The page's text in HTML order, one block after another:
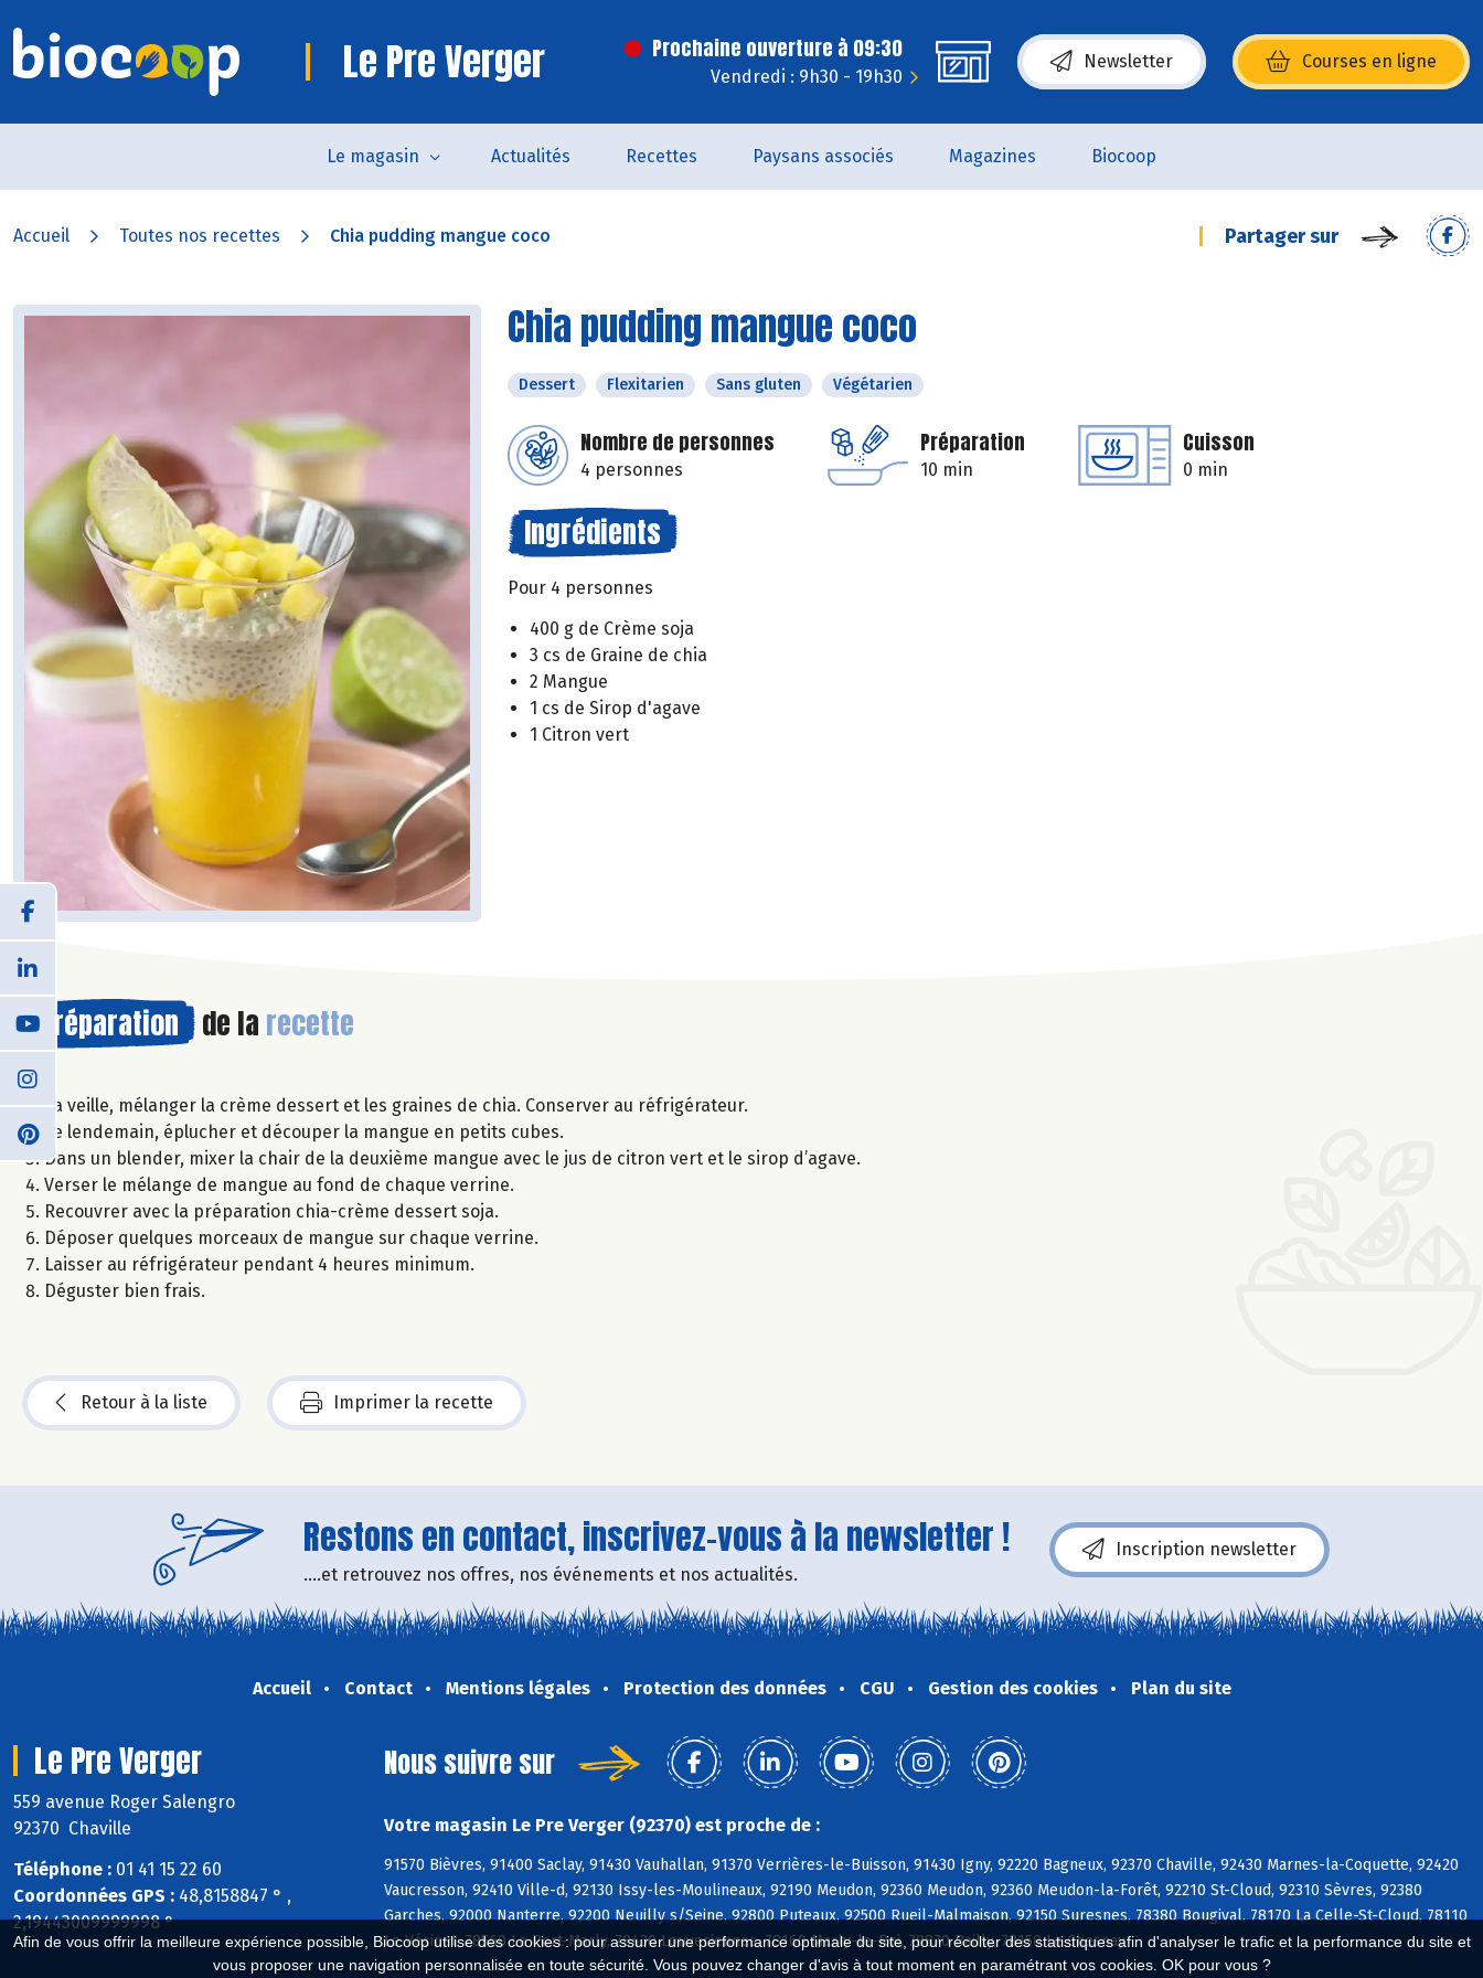
Afin de vous offrir la meilleure expérience possible, Biocoop utilise des cookies : pour assurer une performance optimale du site, pour récolter des statistiques afin d'analyser le trafic et la performance du site et
vous proposer une navigation personnalisée en toute sécurité. Vous pouvez changer d'avis à tout moment en paramétrant vos cookies. OK pour vous ?
Le Pre Verger Prochaine ouverture à 09:30
Vendredi : 9h30 - 19h30
Newsletter Courses en ligne
(s’ouvre dans une nouvelle fenêtre)
Le magasin Actualités Recettes Paysans associés Magazines Biocoop
Accueil Toutes nos recettes Chia pudding mangue coco Partager sur
Chia pudding mangue coco
Dessert Flexitarien Sans gluten Végétarien
Nombre de personnes
4 personnes
Préparation
10 min
Cuisson
0 min
Ingrédients
Pour 4 personnes
400 g de Crème soja
3 cs de Graine de chia
2 Mangue
1 cs de Sirop d'agave
1 Citron vert
Préparation de la recette
La veille, mélanger la crème dessert et les graines de chia. Conserver au réfrigérateur.
Le lendemain, éplucher et découper la mangue en petits cubes.
Dans un blender, mixer la chair de la deuxième mangue avec le jus de citron vert et le sirop d’agave.
Verser le mélange de mangue au fond de chaque verrine.
Recouvrer avec la préparation chia-crème dessert soja.
Déposer quelques morceaux de mangue sur chaque verrine.
Laisser au réfrigérateur pendant 4 heures minimum.
Déguster bien frais.
Retour à la liste Imprimer la recette
Restons en contact, inscrivez-vous à la newsletter !
....et retrouvez nos offres, nos événements et nos actualités.
Inscription newsletter
Accueil Contact Mentions légales Protection des données CGU Gestion des cookies Plan du site
Le Pre Verger
559 avenue Roger Salengro
92370 Chaville
Téléphone : 01 41 15 22 60
Coordonnées GPS : 48,8158847 ° ,
2,19443009999998 °
Nous suivre sur
Votre magasin Le Pre Verger (92370) est proche de :
91570 Bièvres, 91400 Saclay, 91430 Vauhallan, 91370 Verrières-le-Buisson, 91430 Igny, 92220 Bagneux, 92370 Chaville, 92430 Marnes-la-Coquette, 92420
Vaucresson, 92410 Ville-d, 92130 Issy-les-Moulineaux, 92190 Meudon, 92360 Meudon, 92360 Meudon-la-Forêt, 92210 St-Cloud, 92310 Sèvres, 92380
Garches, 92000 Nanterre, 92200 Neuilly s/Seine, 92800 Puteaux, 92500 Rueil-Malmaison, 92150 Suresnes, 78380 Bougival, 78170 La Celle-St-Cloud, 78110
Le Vésinet, 78560 Le Port-Marly, 78430 Louveciennes, 78160 Marly-le-Roi, 78870 Bailly, 78150 Le Chesnay